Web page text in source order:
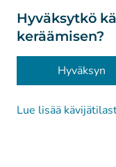
Hyväksytkö
keräämisen?
Hyväksyn
Lue lisää
Tietoa sivustosta
Saavutettavuus
Evästeet